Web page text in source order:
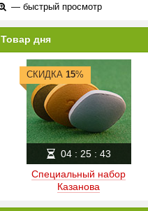
— быстрый просмотр
Товар дня
Специальный набор
Казанова
СКИДКА 15%
04: 25: 42